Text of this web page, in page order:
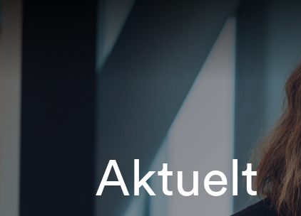
Aktuelt